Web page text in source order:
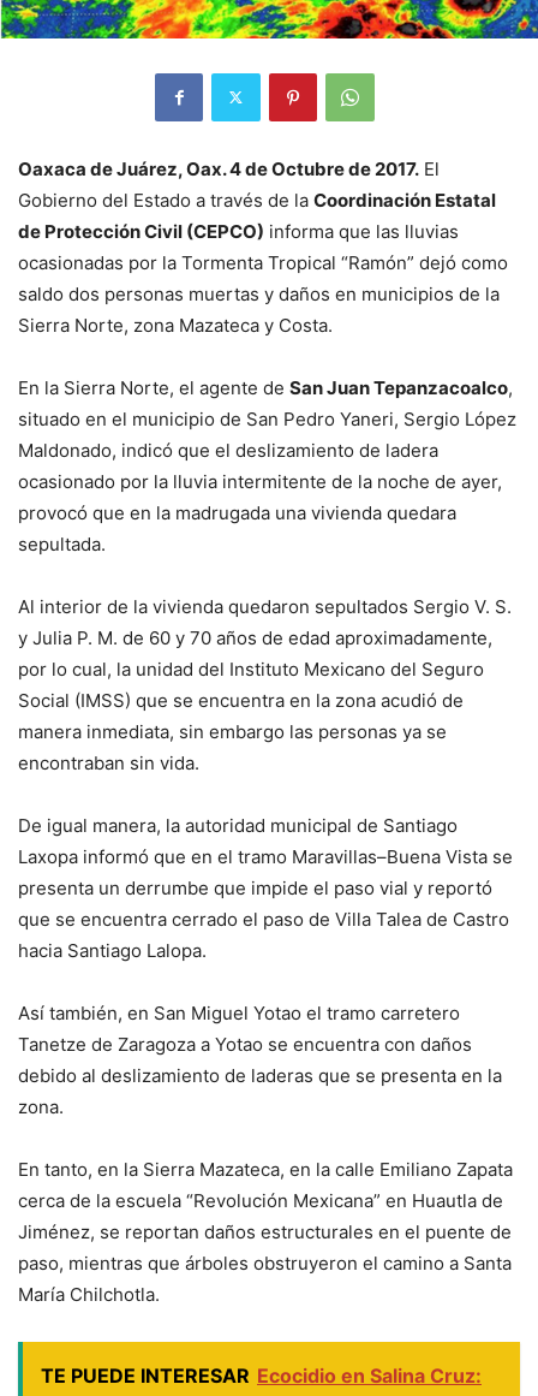
Oaxaca de Juárez, Oax. 4 de Octubre de 2017. El
Gobierno del Estado a través de la Coordinación Estatal
de Protección Civil (CEPCO) informa que las lluvias
ocasionadas por la Tormenta Tropical “Ramón” dejó como
saldo dos personas muertas y daños en municipios de la
Sierra Norte, zona Mazateca y Costa.
En la Sierra Norte, el agente de San Juan Tepanzacoalco,
situado en el municipio de San Pedro Yaneri, Sergio López
Maldonado, indicó que el deslizamiento de ladera
ocasionado por la lluvia intermitente de la noche de ayer,
provocó que en la madrugada una vivienda quedara
sepultada.
Al interior de la vivienda quedaron sepultados Sergio V. S.
y Julia P. M. de 60 y 70 años de edad aproximadamente,
por lo cual, la unidad del Instituto Mexicano del Seguro
Social (IMSS) que se encuentra en la zona acudió de
manera inmediata, sin embargo las personas ya se
encontraban sin vida.
De igual manera, la autoridad municipal de Santiago
Laxopa informó que en el tramo Maravillas–Buena Vista se
presenta un derrumbe que impide el paso vial y reportó
que se encuentra cerrado el paso de Villa Talea de Castro
hacia Santiago Lalopa.
Así también, en San Miguel Yotao el tramo carretero
Tanetze de Zaragoza a Yotao se encuentra con daños
debido al deslizamiento de laderas que se presenta en la
zona.
En tanto, en la Sierra Mazateca, en la calle Emiliano Zapata
cerca de la escuela “Revolución Mexicana” en Huautla de
Jiménez, se reportan daños estructurales en el puente de
paso, mientras que árboles obstruyeron el camino a Santa
María Chilchotla.
TE PUEDE INTERESAR Ecocidio en Salina Cruz: